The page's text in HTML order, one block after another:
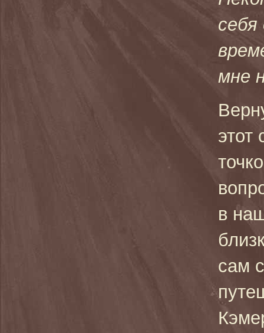
мне
этот
в
сам